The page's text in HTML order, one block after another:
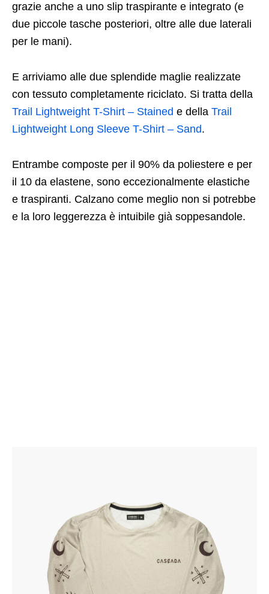
grazie anche a uno slip traspirante e integrato (e
due piccole tasche posteriori, oltre alle due laterali
per le mani).
E arriviamo alle due splendide maglie realizzate
con tessuto completamente riciclato. Si tratta della
Trail Lightweight T-Shirt – Stained e della Trail
Lightweight Long Sleeve T-Shirt – Sand.
Entrambe composte per il 90% da poliestere e per
il 10 da elastene, sono eccezionalmente elastiche
e traspiranti. Calzano come meglio non si potrebbe
e la loro leggerezza è intuibile già soppesandole.